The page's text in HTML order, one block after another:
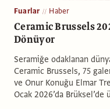
Fuarlar Haber
Ceramic Brussels
Dönüyor
Seramiğe odaklanan
Ceramic Brussels, 75
ve Onur Konuğu Elmar
Ocak 2026’da